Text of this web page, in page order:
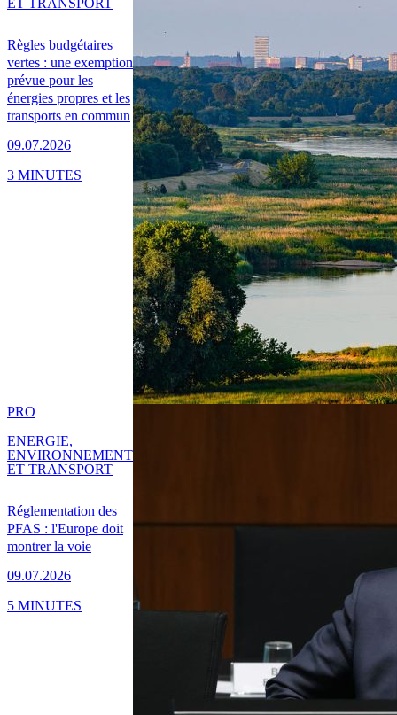
Règles budgétaires
vertes : une exemption
prévue pour les
énergies propres et les
transports en commun
09.07.2026
ET TRANSPORT
3 MINUTES
Réglementation des
PFAS : l'Europe doit
montrer la voie
09.07.2026
PRO
ENERGIE,
ENVIRONNEMENT
ET TRANSPORT
5 MINUTES